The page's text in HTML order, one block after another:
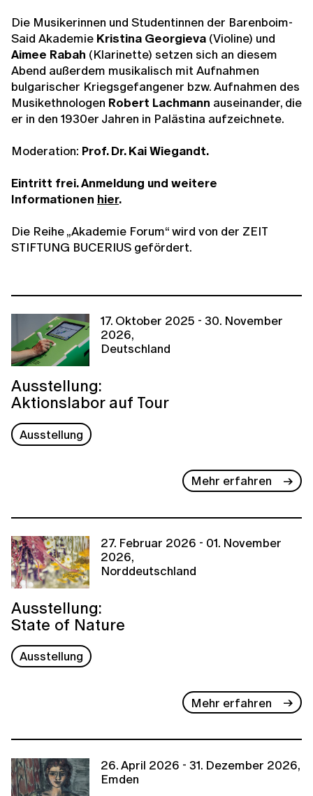
Die Musikerinnen und Studentinnen der Barenboim-
Said Akademie Kristina Georgieva (Violine) und
Aimee Rabah (Klarinette) setzen sich an diesem
Abend außerdem musikalisch mit Aufnahmen
bulgarischer Kriegsgefangener bzw. Aufnahmen des
Musikethnologen Robert Lachmann auseinander, die
er in den 1930er Jahren in Palästina aufzeichnete.
Moderation: Prof. Dr. Kai Wiegandt.
Eintritt frei. Anmeldung und weitere
Informationen hier.
Die Reihe „Akademie Forum“ wird von der ZEIT
STIFTUNG BUCERIUS gefördert.
17. Oktober 2025 - 30. November
2026,
Deutschland
Ausstellung:
Aktionslabor auf Tour
Ausstellung
Mehr erfahren
27. Februar 2026 - 01. November
2026,
Norddeutschland
Ausstellung:
State of Nature
Ausstellung
Mehr erfahren
26. April 2026 - 31. Dezember 2026,
Emden